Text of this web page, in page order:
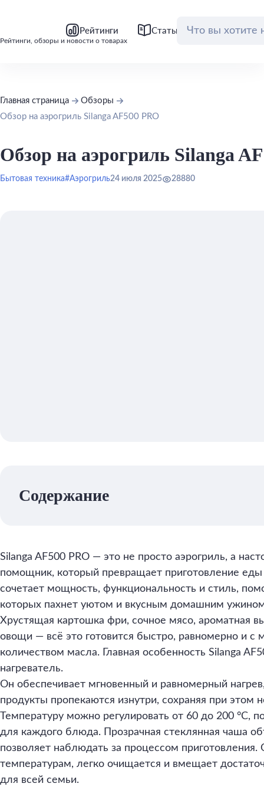
Рейтинги, обзоры и новости о товарах
Рейтинги Статьи Обзоры
Главная страница
Обзоры
Обзор на аэрогриль Silanga AF500 PRO
Обзор на аэрогриль Silanga
Бытовая техника#Аэрогриль24 июля 2025 28880
Содержание
Silanga AF500 PRO — это не просто аэрогриль, а
помощник, который превращает приготовление еды
сочетает мощность, функциональность и стиль,
которых пахнет уютом и вкусным домашним
Хрустящая картошка фри, сочное мясо, ароматная
овощи — всё это готовится быстро, равномерно и с
количеством масла. Главная особенность Silanga
нагреватель.
Он обеспечивает мгновенный и равномерный
продукты пропекаются изнутри, сохраняя при этом
Температуру можно регулировать от 60 до 200 °C,
для каждого блюда. Прозрачная стеклянная чаша
позволяет наблюдать за процессом приготовления.
температурам, легко очищается и вмещает
для всей семьи.